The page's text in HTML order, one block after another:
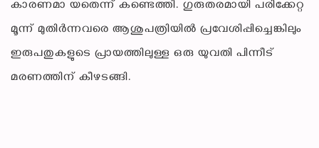
കാരണമാ യതെന്ന് കണ്ടെത്തി. ഗുരുതരമായി പരിക്കേറ്റ
മൂന്ന് മുതിര്‍ന്നവരെ ആശുപത്രിയില്‍ പ്രവേശിപ്പിച്ചെങ്കിലും
ഇരുപതുകളുടെ പ്രായത്തിലുള്ള ഒരു യുവതി പിന്നീട്
മരണത്തിന് കീഴടങ്ങി.